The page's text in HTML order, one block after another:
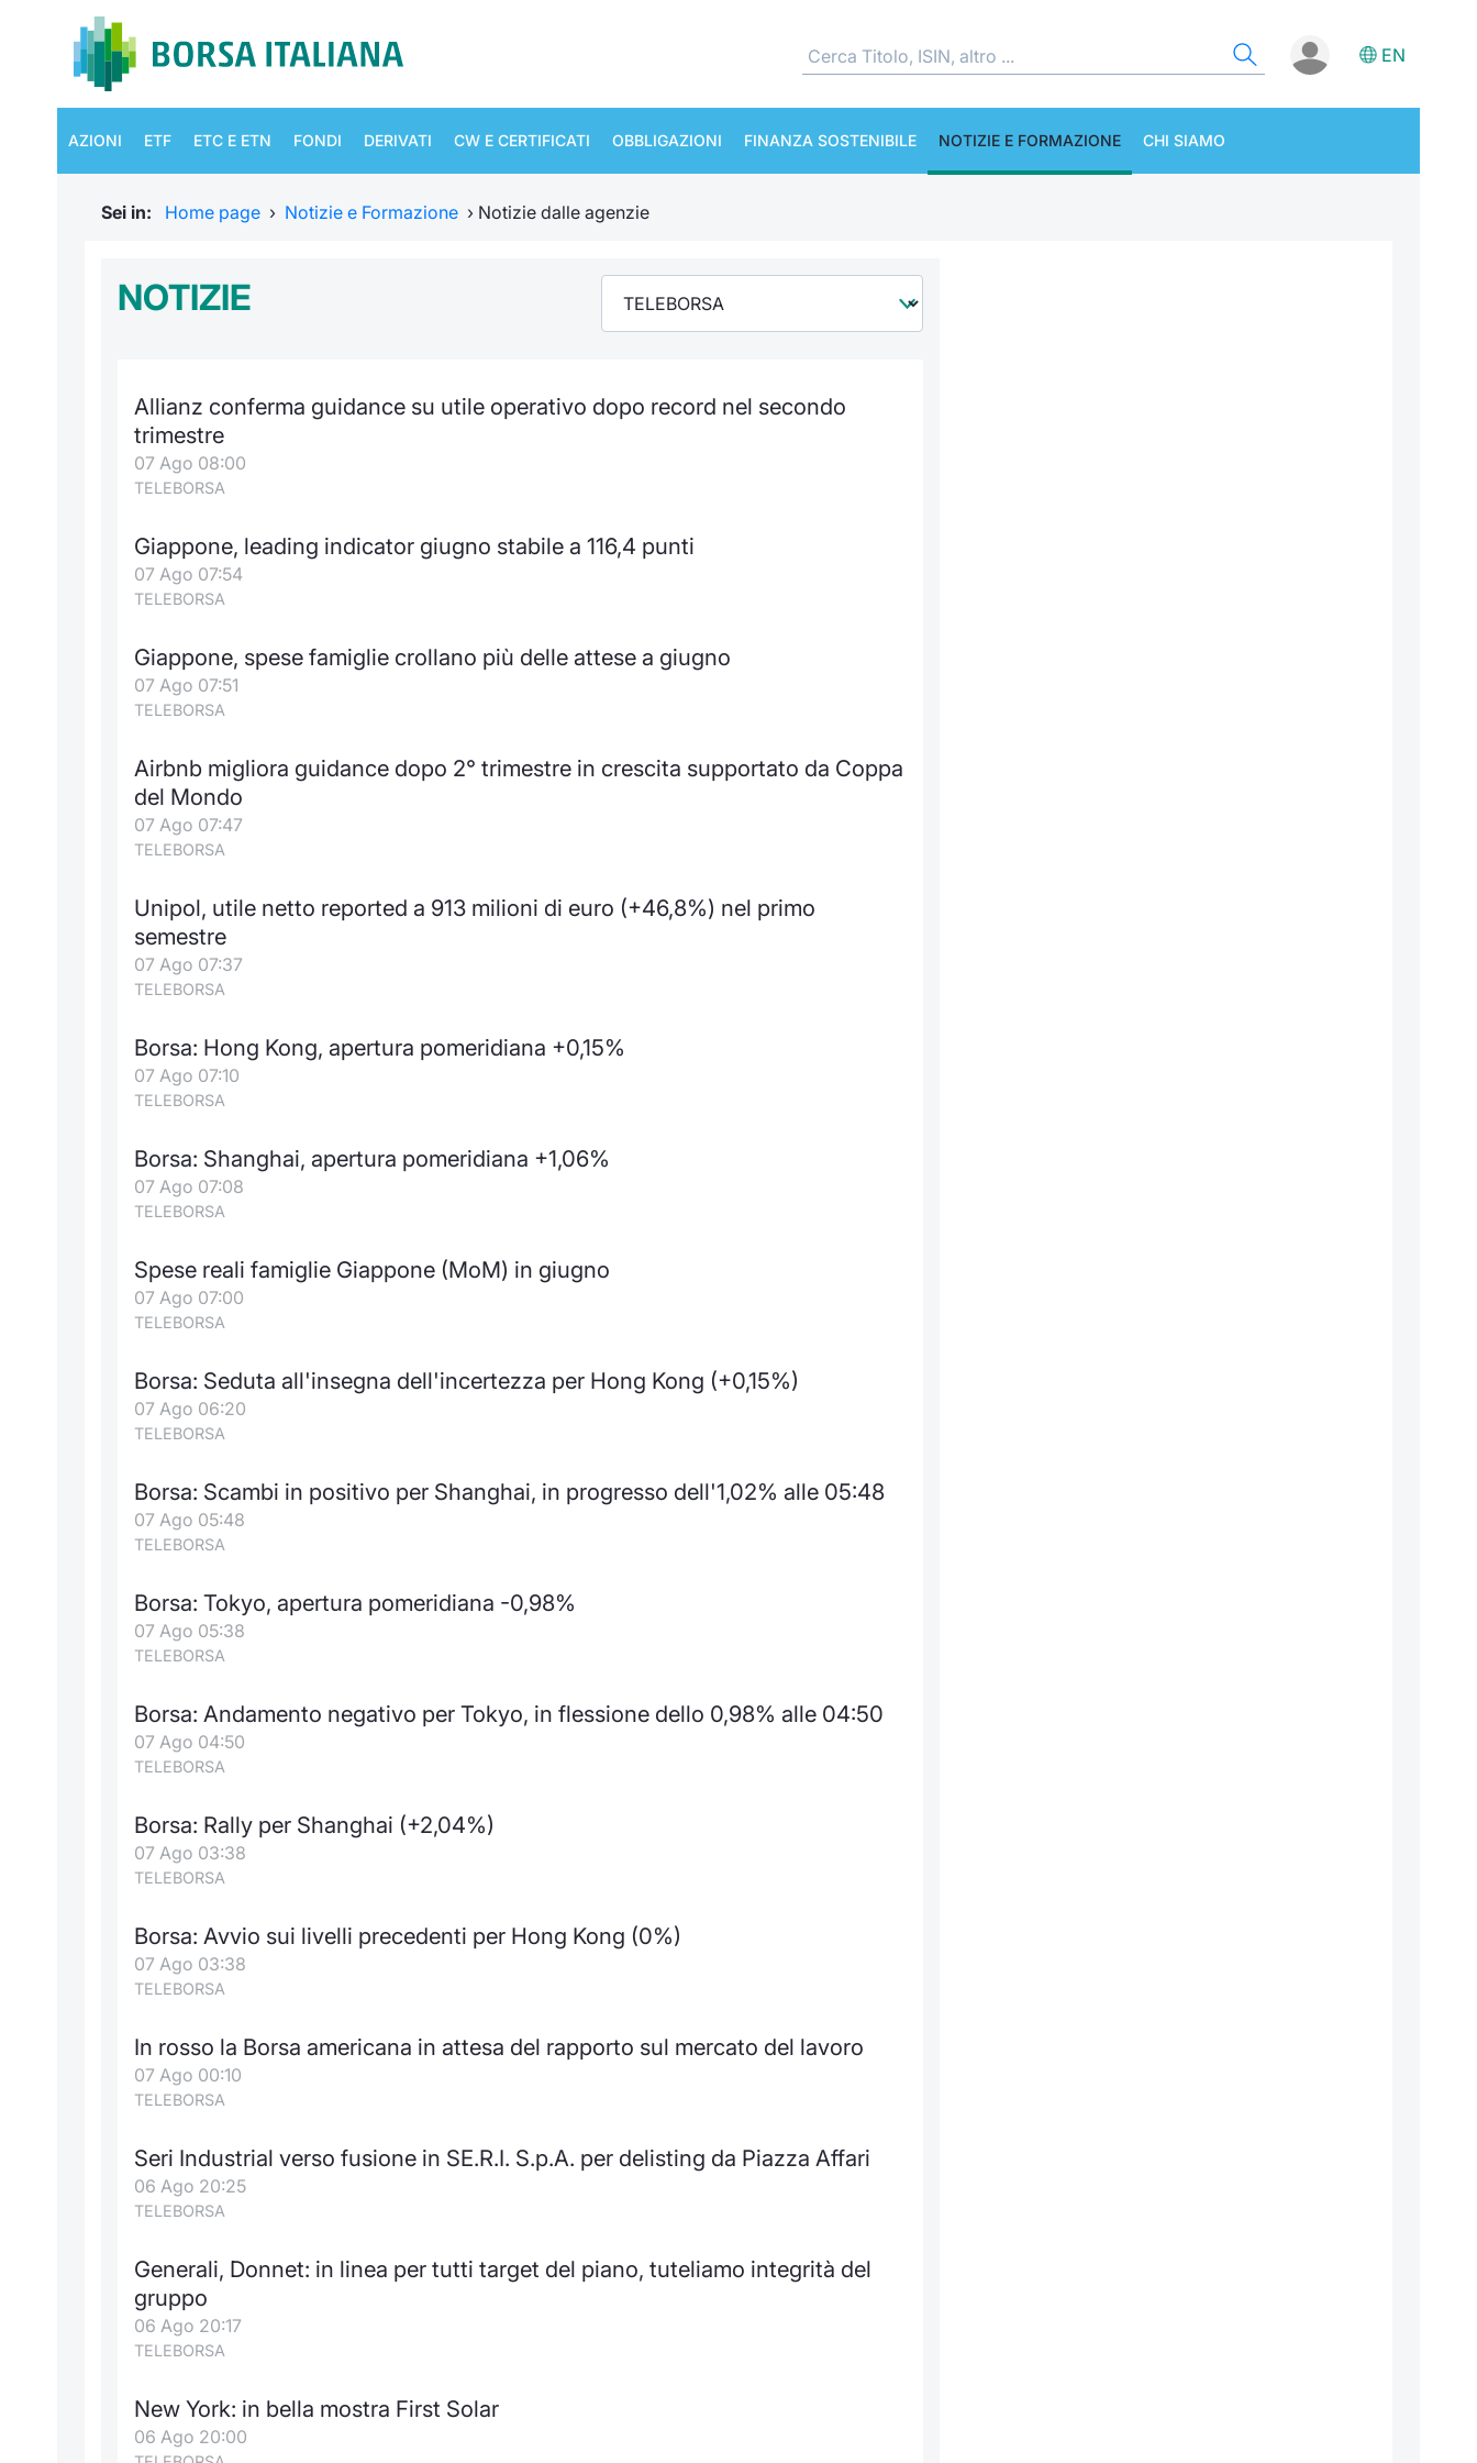
EN
AZIONI ETF ETC E ETN FONDI DERIVATI CW E CERTIFICATI OBBLIGAZIONI FINANZA SOSTENIBILE NOTIZIE E FORMAZIONE CHI SIAMO
Sei in: Home page › Notizie e Formazione › Notizie dalle agenzie
NOTIZIE
Allianz conferma guidance su utile operativo dopo record nel secondo
trimestre
07 Ago 08:00
TELEBORSA
Giappone, leading indicator giugno stabile a 116,4 punti
07 Ago 07:54
TELEBORSA
Giappone, spese famiglie crollano più delle attese a giugno
07 Ago 07:51
TELEBORSA
Airbnb migliora guidance dopo 2° trimestre in crescita supportato da Coppa
del Mondo
07 Ago 07:47
TELEBORSA
Unipol, utile netto reported a 913 milioni di euro (+46,8%) nel primo
semestre
07 Ago 07:37
TELEBORSA
Borsa: Hong Kong, apertura pomeridiana +0,15%
07 Ago 07:10
TELEBORSA
Borsa: Shanghai, apertura pomeridiana +1,06%
07 Ago 07:08
TELEBORSA
Spese reali famiglie Giappone (MoM) in giugno
07 Ago 07:00
TELEBORSA
Borsa: Seduta all'insegna dell'incertezza per Hong Kong (+0,15%)
07 Ago 06:20
TELEBORSA
Borsa: Scambi in positivo per Shanghai, in progresso dell'1,02% alle 05:48
07 Ago 05:48
TELEBORSA
Borsa: Tokyo, apertura pomeridiana -0,98%
07 Ago 05:38
TELEBORSA
Borsa: Andamento negativo per Tokyo, in flessione dello 0,98% alle 04:50
07 Ago 04:50
TELEBORSA
Borsa: Rally per Shanghai (+2,04%)
07 Ago 03:38
TELEBORSA
Borsa: Avvio sui livelli precedenti per Hong Kong (0%)
07 Ago 03:38
TELEBORSA
In rosso la Borsa americana in attesa del rapporto sul mercato del lavoro
07 Ago 00:10
TELEBORSA
Seri Industrial verso fusione in SE.R.I. S.p.A. per delisting da Piazza Affari
06 Ago 20:25
TELEBORSA
Generali, Donnet: in linea per tutti target del piano, tuteliamo integrità del
gruppo
06 Ago 20:17
TELEBORSA
New York: in bella mostra First Solar
06 Ago 20:00